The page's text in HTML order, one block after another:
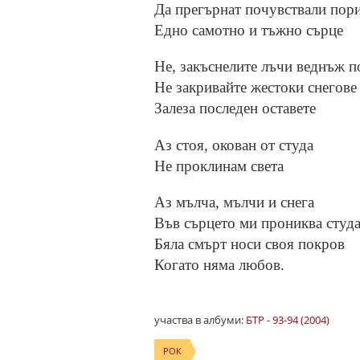
Да прегърнат почувствали
Едно самотно и тъжно сърце
Не, закъснелите лъчи веднъж
Не закривайте жестоки снегове
Залеза последен оставете
Аз стоя, окован от студа
Не проклинам света
Аз мълча, мълчи и снега
Във сърцето ми прониква студа
Бяла смърт носи своя покров
Когато няма любов.
участва в албуми: БТР - 93-94 (2004)
РОК